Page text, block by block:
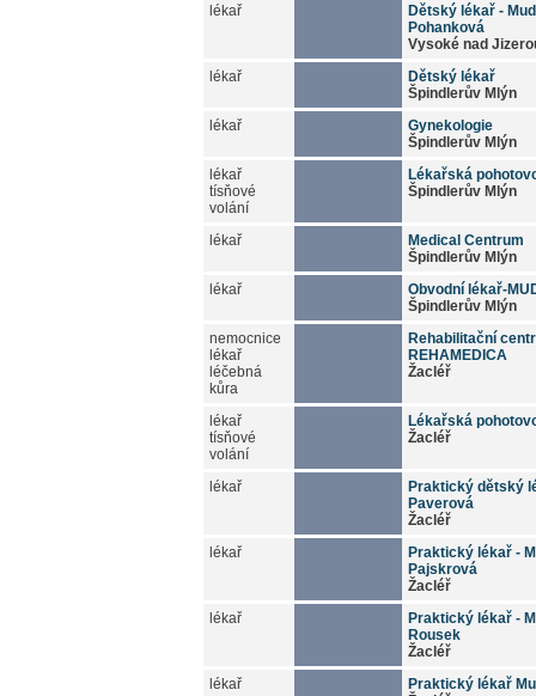
lékař
Dětský lékař -
Pohanková
Vysoké nad
lékař
Dětský lékař
Špindlerův Mlýn
lékař
Gynekologie
Špindlerův Mlýn
lékař
tísňové
volání
Lékařská
Špindlerův Mlýn
lékař
Medical Centrum
Špindlerův Mlýn
lékař
Obvodní lékař-
Špindlerův Mlýn
nemocnice
lékař
léčebná
kůra
Rehabilitační
REHAMEDICA
Žacléř
lékař
tísňové
volání
Lékařská
Žacléř
lékař
Praktický dětský
Paverová
Žacléř
lékař
Praktický lékař -
Pajskrová
Žacléř
lékař
Praktický lékař -
Rousek
Žacléř
lékař
Praktický lékař